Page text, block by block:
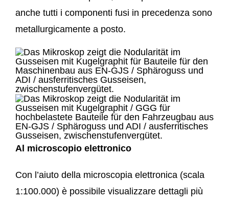
anche tutti i componenti fusi in precedenza sono
metallurgicamente a posto.
Al microscopio elettronico
Con l’aiuto della microscopia elettronica (scala
1:100.000) è possibile visualizzare dettagli più